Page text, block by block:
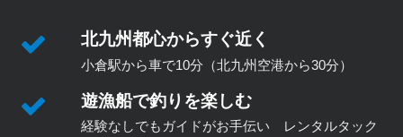
北九州都心からすぐ近く
小倉駅から車で10分（北九州空港から30分）
遊漁船で釣りを楽しむ
経験なしでもガイドがお手伝い レンタルタック